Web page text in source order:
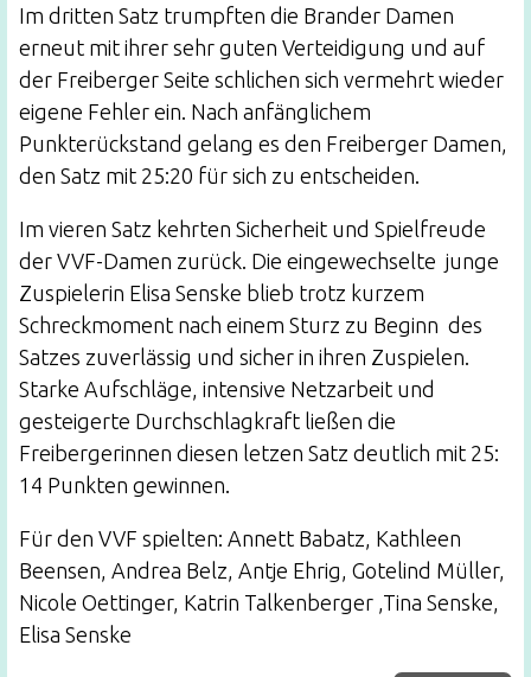
Im dritten Satz trumpften die Brander Damen
erneut mit ihrer sehr guten Verteidigung und auf
der Freiberger Seite schlichen sich vermehrt wieder
eigene Fehler ein. Nach anfänglichem
Punkterückstand gelang es den Freiberger Damen,
den Satz mit 25:20 für sich zu entscheiden.
Im vieren Satz kehrten Sicherheit und Spielfreude
der VVF-Damen zurück. Die eingewechselte junge
Zuspielerin Elisa Senske blieb trotz kurzem
Schreckmoment nach einem Sturz zu Beginn des
Satzes zuverlässig und sicher in ihren Zuspielen.
Starke Aufschläge, intensive Netzarbeit und
gesteigerte Durchschlagkraft ließen die
Freibergerinnen diesen letzen Satz deutlich mit 25:
14 Punkten gewinnen.
Für den VVF spielten: Annett Babatz, Kathleen
Beensen, Andrea Belz, Antje Ehrig, Gotelind Müller,
Nicole Oettinger, Katrin Talkenberger ,Tina Senske,
Elisa Senske